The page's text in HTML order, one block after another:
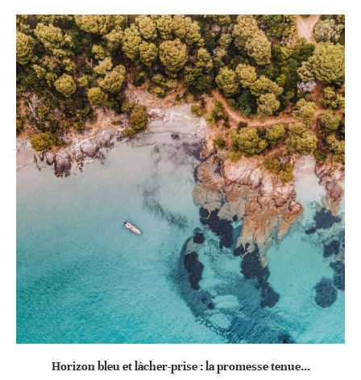
Horizon bleu et lâcher-prise : la promesse tenue...